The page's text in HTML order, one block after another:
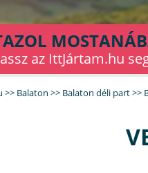
az IttJártam.hu
>> Balaton >> Balaton déli part>>